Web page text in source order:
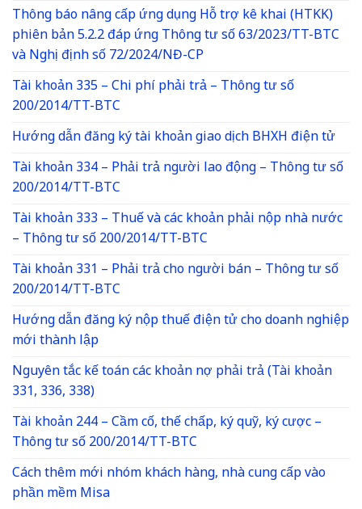
Thông báo nâng cấp ứng dụng Hỗ trợ kê khai (HTKK)
phiên bản 5.2.2 đáp ứng Thông tư số 63/2023/TT-BTC
và Nghị định số 72/2024/NĐ-CP
Tài khoản 335 – Chi phí phải trả – Thông tư số
200/2014/TT-BTC
Hướng dẫn đăng ký tài khoản giao dịch BHXH điện tử
Tài khoản 334 – Phải trả người lao động – Thông tư số
200/2014/TT-BTC
Tài khoản 333 – Thuế và các khoản phải nộp nhà nước
– Thông tư số 200/2014/TT-BTC
Tài khoản 331 – Phải trả cho người bán – Thông tư số
200/2014/TT-BTC
Hướng dẫn đăng ký nộp thuế điện tử cho doanh nghiệp
mới thành lập
Nguyên tắc kế toán các khoản nợ phải trả (Tài khoản
331, 336, 338)
Tài khoản 244 – Cầm cố, thế chấp, ký quỹ, ký cược –
Thông tư số 200/2014/TT-BTC
Cách thêm mới nhóm khách hàng, nhà cung cấp vào
phần mềm Misa